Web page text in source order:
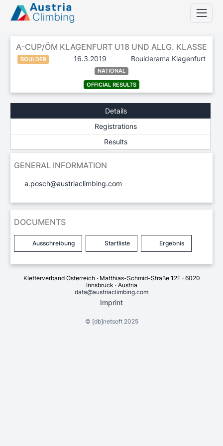
A-CUP/ÖM KLAGENFURT U18 UND ALLG. KLASSE
BOULDER 16.3.2019 Boulderama Klagenfurt
NATIONAL
OFFICIAL RESULTS
Details
Registrations
Results
GENERAL INFORMATION
a.posch@austriaclimbing.com
DOCUMENTS
Ausschreibung Startliste Ergebnis
Kletterverband Österreich · Matthias-Schmid-Straße 12E · 6020
Innsbruck · Austria
data@austriaclimbing.com
Imprint
© [db]netsoft2025